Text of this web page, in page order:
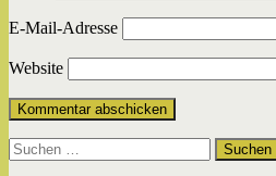
E-Mail-Adresse
Website
Suchen
nach: